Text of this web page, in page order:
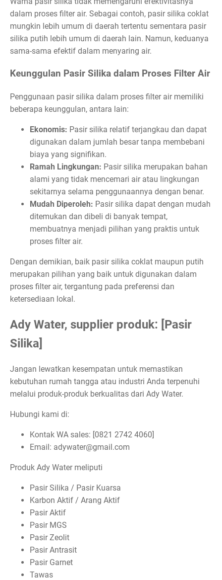
dalam proses filter air. Sebagai contoh, pasir silika coklat
mungkin lebih umum di daerah tertentu sementara pasir
silika putih lebih umum di daerah lain. Namun, keduanya
sama-sama efektif dalam menyaring air.
Keunggulan Pasir Silika dalam Proses Filter Air
Penggunaan pasir silika dalam proses filter air memiliki
beberapa keunggulan, antara lain:
Ekonomis: Pasir silika relatif terjangkau dan dapat
digunakan dalam jumlah besar tanpa membebani
biaya yang signifikan.
Ramah Lingkungan: Pasir silika merupakan bahan
alami yang tidak mencemari air atau lingkungan
sekitarnya selama penggunaannya dengan benar.
Mudah Diperoleh: Pasir silika dapat dengan mudah
ditemukan dan dibeli di banyak tempat,
membuatnya menjadi pilihan yang praktis untuk
proses filter air.
Dengan demikian, baik pasir silika coklat maupun putih
merupakan pilihan yang baik untuk digunakan dalam
proses filter air, tergantung pada preferensi dan
ketersediaan lokal.
Ady Water, supplier produk: [Pasir
Silika]
Jangan lewatkan kesempatan untuk memastikan
kebutuhan rumah tangga atau industri Anda terpenuhi
melalui produk-produk berkualitas dari Ady Water.
Hubungi kami di:
Kontak WA sales: [0821 2742 4060]
Email: adywater@gmail.com
Produk Ady Water meliputi
Pasir Silika / Pasir Kuarsa
Karbon Aktif / Arang Aktif
Pasir Aktif
Pasir MGS
Pasir Zeolit
Pasir Antrasit
Pasir Garnet
Tawas